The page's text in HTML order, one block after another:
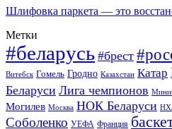
Шлифовка паркета — это
Метки
#беларусь #брест
Витебск Гомель Гродно Казахстан Катар
Беларуси Лига чемпионов
Могилев Москва НОК Беларуси
Соболенко УЕФА Франция